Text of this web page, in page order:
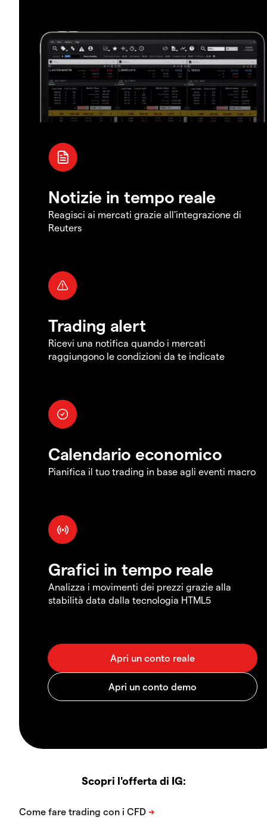
Notizie in tempo reale
Reagisci ai mercati grazie all'integrazione di
Reuters
Trading alert
Ricevi una notifica quando i mercati
raggiungono le condizioni da te indicate
Calendario economico
Pianifica il tuo trading in base agli eventi macro
Grafici in tempo reale
Analizza i movimenti dei prezzi grazie alla
stabilità data dalla tecnologia HTML5
Scopri l'offerta di IG: